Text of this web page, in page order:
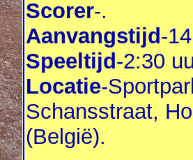
Scorer-.
Aanvangstijd-
Speeltijd-2:30
Locatie-
Schansstraat,
(België).